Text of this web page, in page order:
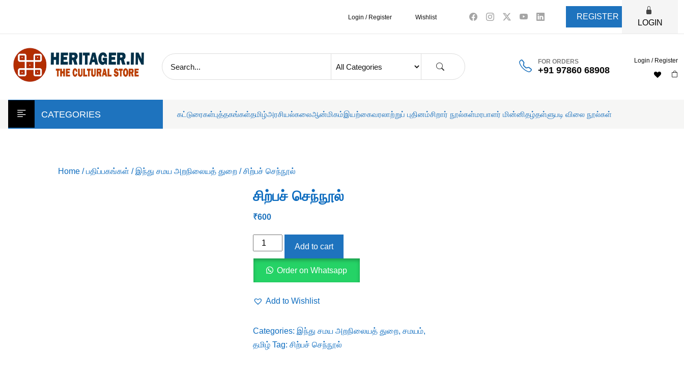
Login / Register Wishlist REGISTER
LOGIN
FOR ORDERS
+91 97860 68908
Login / Register
CATEGORIES கட்டுரைகள்புத்தகங்கள்தமிழ்அரசியல்கலைஆன்மிகம்இயற்கைவரலாற்றுப் புதினம்சிறார் நூல்கள்மரபாளர் மின்னிதழ்தள்ளுபடி விலை நூல்கள்
Home /பதிப்பகங்கள் / இந்து சமய அறநிலையத் துறை / சிற்பச் செந்நூல்
சிற்பச் செந்நூல்
₹600
சிற்பச்
quantity
Add to cart
Order on Whatsapp
Add to Wishlist
Categories: இந்து சமய அறநிலையத் துறை, சமயம்,
தமிழ் Tag: சிற்பச் செந்நூல்